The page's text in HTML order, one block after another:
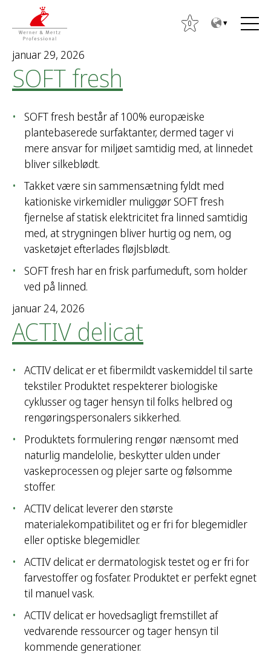
0
t
r
januar 29, 2026
SOFT fresh
SOFT fresh består af 100% europæiske
plantebaserede surfaktanter, dermed tager vi
mere ansvar for miljøet samtidig med, at linnedet
bliver silkeblødt.
Takket være sin sammensætning fyldt med
kationiske virkemidler muliggør SOFT fresh
fjernelse af statisk elektricitet fra linned samtidig
med, at strygningen bliver hurtig og nem, og
vasketøjet efterlades fløjlsblødt.
SOFT fresh har en frisk parfumeduft, som holder
ved på linned.
januar 24, 2026
ACTIV delicat
ACTIV delicat er et fibermildt vaskemiddel til sarte
tekstiler. Produktet respekterer biologiske
cyklusser og tager hensyn til folks helbred og
rengøringspersonalers sikkerhed.
Produktets formulering rengør nænsomt med
naturlig mandelolie, beskytter ulden under
vaskeprocessen og plejer sarte og følsomme
stoffer.
ACTIV delicat leverer den største
materialekompatibilitet og er fri for blegemidler
eller optiske blegemidler.
ACTIV delicat er dermatologisk testet og er fri for
farvestoffer og fosfater. Produktet er perfekt egnet
til manuel vask.
ACTIV delicat er hovedsagligt fremstillet af
vedvarende ressourcer og tager hensyn til
kommende generationer.